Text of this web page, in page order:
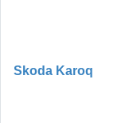
Skoda Karoq